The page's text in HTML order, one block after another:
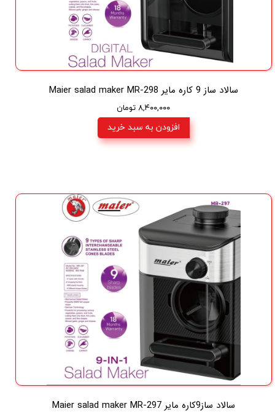
سالاد ساز 9 کاره مایر Maier salad maker MR-298
۸,۴۰۰,۰۰۰ تومان
افزودن به سبد خرید
سالاد ساز9کاره مایر Maier salad maker MR-297